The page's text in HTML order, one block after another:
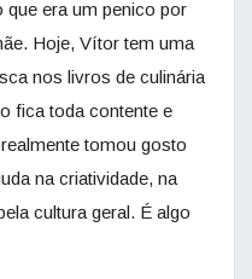
que era um penico por
Hoje, Vítor tem uma
nos livros de culinária
fica toda contente e
tomou gosto
na criatividade, na
cultura geral. É algo